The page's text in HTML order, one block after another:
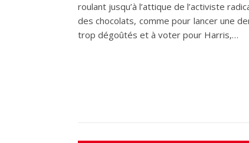
roulant jusqu’à l’attique de l’activiste
des chocolats, comme pour lancer une
trop dégoûtés et à voter pour Harris,…